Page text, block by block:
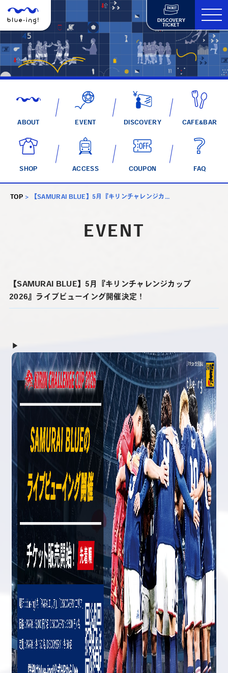
DISCOVERY
TICKET
ABOUT EVENT DISCOVERY CAFE&BAR
SHOP ACCESS COUPON FAQ
TOP > 【SAMURAI BLUE】5月『キリンチャレンジカ...
EVENT
【SAMURAI BLUE】5月『キリンチャレンジカップ
2026』ライブビューイング開催決定！
▶︎